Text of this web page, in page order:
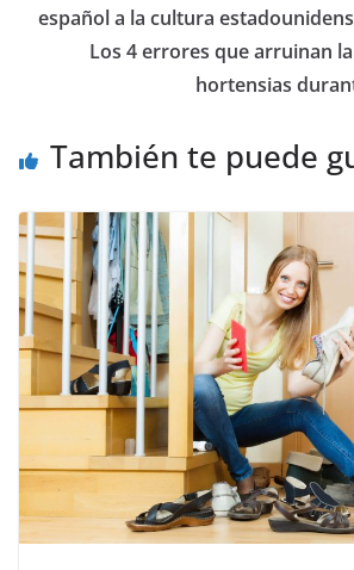
español a la cultura
Los 4 errores que arruinan
hortensias
También te puede